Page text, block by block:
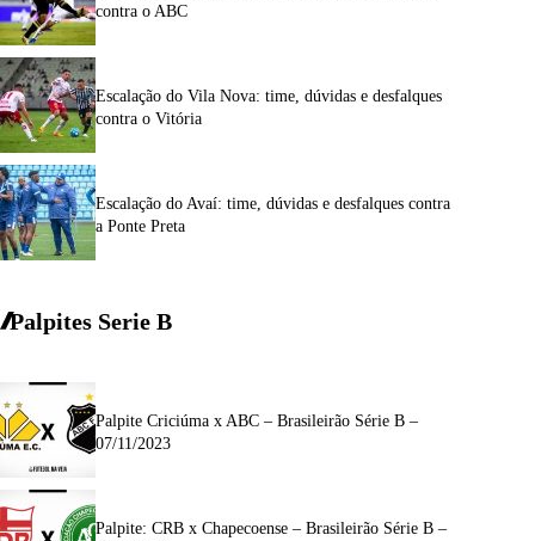
contra o ABC
Escalação do Vila Nova: time, dúvidas e desfalques
contra o Vitória
Escalação do Avaí: time, dúvidas e desfalques contra
a Ponte Preta
Palpites Serie B
Palpite Criciúma x ABC – Brasileirão Série B –
07/11/2023
Palpite: CRB x Chapecoense – Brasileirão Série B –